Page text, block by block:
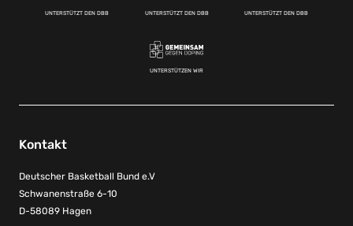
UNTERSTÜTZT DEN DBB UNTERSTÜTZT DEN DBB UNTERSTÜTZT DEN DBB
UNTERSTÜTZEN WIR
Kontakt
Deutscher Basketball Bund e.V
Schwanenstraße 6-10
D-58089 Hagen